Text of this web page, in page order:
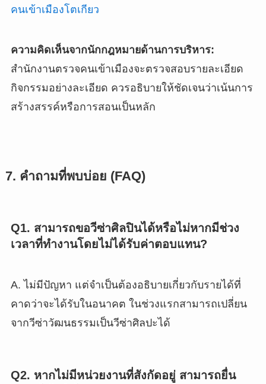
คนเข้าเมืองโตเกียว
ความคิดเห็นจากนักกฎหมายด้านการบริหาร:
สำนักงานตรวจคนเข้าเมืองจะตรวจสอบรายละเอียด
กิจกรรมอย่างละเอียด ควรอธิบายให้ชัดเจนว่าเน้นการ
สร้างสรรค์หรือการสอนเป็นหลัก
7. คำถามที่พบบ่อย (FAQ)
Q1. สามารถขอวีซ่าศิลปินได้หรือไม่หากมีช่วง
เวลาที่ทำงานโดยไม่ได้รับค่าตอบแทน?
A. ไม่มีปัญหา แต่จำเป็นต้องอธิบายเกี่ยวกับรายได้ที่
คาดว่าจะได้รับในอนาคต ในช่วงแรกสามารถเปลี่ยน
จากวีซ่าวัฒนธรรมเป็นวีซ่าศิลปะได้
Q2. หากไม่มีหน่วยงานที่สังกัดอยู่ สามารถยื่น